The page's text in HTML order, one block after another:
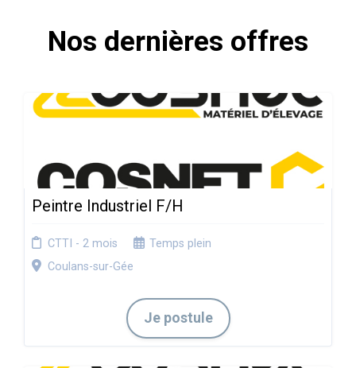
Nos dernières offres
Peintre Industriel F/H
CTTI - 2 mois
Temps plein
Coulans-sur-Gée
Je postule